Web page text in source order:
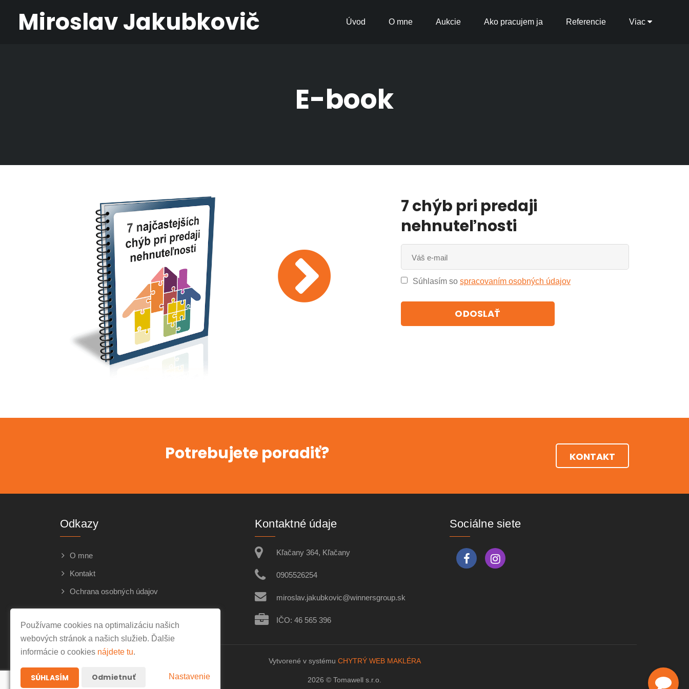
Miroslav Jakubkovič Úvod O mne Aukcie Ako pracujem ja Referencie Viac
E-book
7 chýb pri predaji
nehnuteľnosti
Súhlasím so spracovaním osobných údajov
ODOSLAŤ
Potrebujete poradiť? KONTAKT
Odkazy
O mne
Kontakt
Ochrana osobných údajov
Kontaktné údaje
Kľačany 364, Kľačany
0905526254
miroslav.jakubkovic@winnersgroup.sk
IČO: 46 565 396
Sociálne siete
Vytvorené v systému CHYTRÝ WEB MAKLÉRA
2026 © Tomawell s.r.o.
Používame cookies na optimalizáciu našich
webových stránok a našich služieb. Ďalšie
informácie o cookies nájdete tu.
SÚHLASÍM Odmietnuť Nastavenie